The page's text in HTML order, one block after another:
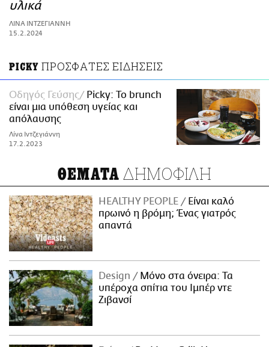
PRINT
υλικά
ΛΙΝΑ ΙΝΤΖΕΓΙΑΝΝΗ
15.2.2024
PICKY ΠΡΟΣΦΑΤΕΣ ΕΙΔΗΣΕΙΣ
Οδηγός Γεύσης
Picky: Το brunch
είναι μια υπόθεση υγείας και
απόλαυσης
Λίνα Ιντζεγιάννη
17.2.2023
ΘΕΜΑΤΑ ΔΗΜΟΦΙΛΗ
HEALTHY PEOPLE
Είναι καλό
πρωινό η βρόμη; Ένας γιατρός
απαντά
Design
Μόνο στα όνειρα: Τα
υπέροχα σπίτια του Ιμπέρ ντε
Ζιβανσί